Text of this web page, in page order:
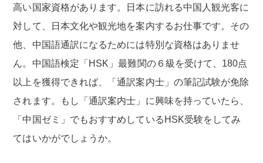
高い国家資格があります。日本に訪れる中国人観光客に
対して、日本文化や観光地を案内するお仕事です。その
他、中国語通訳になるためには特別な資格はありませ
ん。中国語検定「HSK」最難関の６級を受けて、180点
以上を獲得できれば、「通訳案内士」の筆記試験が免除
されます。もし「通訳案内士」に興味を持っていたら、
「中国ゼミ」でもおすすめしているHSK受験をしてみ
てはいかがでしょうか。